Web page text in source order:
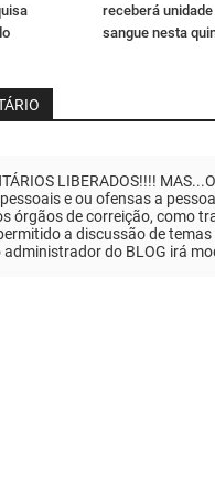
receberá
sangue nesta
LIBERADOS!!!!
e ou ofensas a
órgãos de correição, como
a discussão de
administrador do BLOG irá